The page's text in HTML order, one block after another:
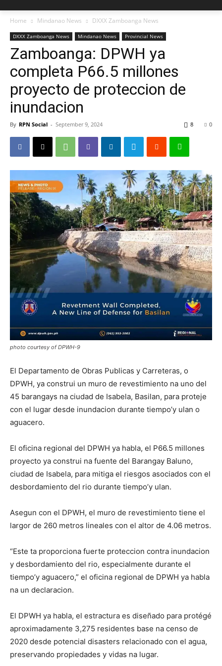
Home Mindanao News DXXX Zamboanga News
DXXX Zamboanga News Mindanao News Provincial News
Zamboanga: DPWH ya
completa P66.5 millones
proyecto de proteccion de
inundacion
By RPN Social - September 9, 2024 0
8
photo courtesy of DPWH-9
El Departamento de Obras Publicas y Carreteras, o
DPWH, ya construi un muro de revestimiento na uno del
45 barangays na ciudad de Isabela, Basilan, para proteje
con el lugar desde inundacion durante tiempo’y ulan o
aguacero.
El oficina regional del DPWH ya habla, el P66.5 millones
proyecto ya construi na fuente del Barangay Baluno,
ciudad de Isabela, para mitiga el riesgos asociados con el
desbordamiento del rio durante tiempo’y ulan.
Asegun con el DPWH, el muro de revestimiento tiene el
largor de 260 metros lineales con el altor de 4.06 metros.
“Este ta proporciona fuerte proteccion contra inundacion
y desbordamiento del rio, especialmente durante el
tiempo’y aguacero,” el oficina regional de DPWH ya habla
na un declaracion.
El DPWH ya habla, el estractura es diseñado para protégé
aproximadamente 3,275 residentes base na censo de
2020 desde potencial disasters relacionado con el agua,
preservando propiedades y vidas na lugar.